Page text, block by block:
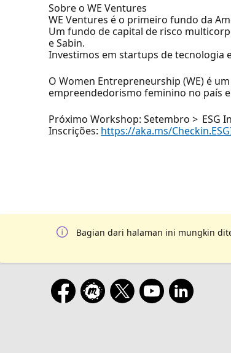
Sobre o WE Ventures
WE Ventures é o primeiro fundo da
Um fundo de capital de risco
e Sabin.
Investimos em startups de tecnologia
O Women Entrepreneurship (WE) é
empreendedorismo feminino no país
Próximo Workshop: Setembro > ESG
Inscrições: https://aka.ms/
Bagian dari halaman ini mungkin